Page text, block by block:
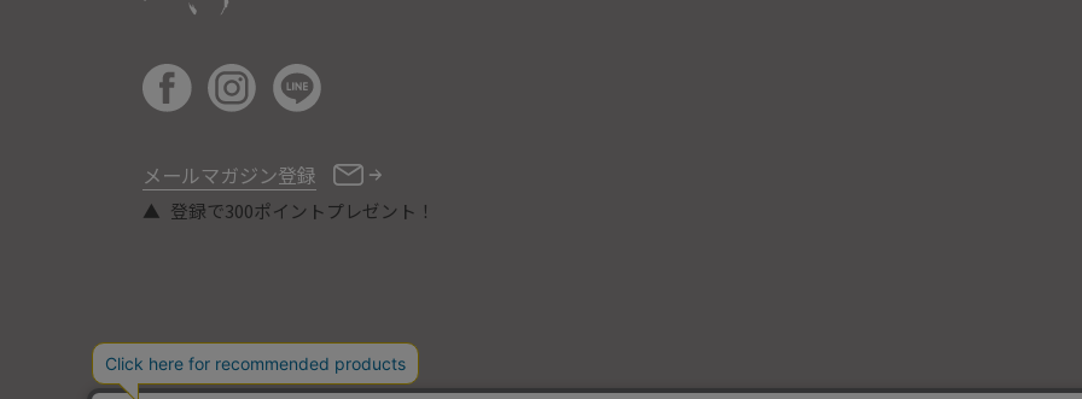
メールマガジン登録
登録で300ポイントプレゼント！